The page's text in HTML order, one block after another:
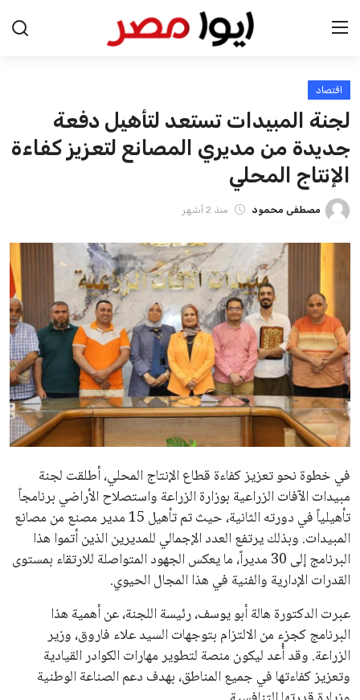
الرئيسية
اخبار مصر
عرب وعالم
اقتصاد
اخبار الرياضة
منوعات
فن وثقافة
علوم وتكنولوجيا
المرأة والجمال
محافظات
اقتصاد
لجنة المبيدات تستعد لتأهيل دفعة
جديدة من مديري المصانع لتعزيز كفاءة
الإنتاج المحلي
مصطفى محمود منذ 2 أشهر
في خطوة نحو تعزيز كفاءة قطاع الإنتاج المحلي، أطلقت لجنة
مبيدات الآفات الزراعية بوزارة الزراعة واستصلاح الأراضي برنامجاً
تأهيلياً في دورته الثانية، حيث تم تأهيل 15 مدير مصنع من مصانع
المبيدات. وبذلك يرتفع العدد الإجمالي للمديرين الذين أتموا هذا
البرنامج إلى 30 مديراً، ما يعكس الجهود المتواصلة للارتقاء بمستوى
القدرات الإدارية والفنية في هذا المجال الحيوي.
عبرت الدكتورة هالة أبو يوسف، رئيسة اللجنة، عن أهمية هذا
البرنامج كجزء من الالتزام بتوجهات السيد علاء فاروق، وزير
الزراعة. وقد أُعد ليكون منصة لتطوير مهارات الكوادر القيادية
وتعزيز كفاءتها في جميع المناطق، بهدف دعم الصناعة الوطنية